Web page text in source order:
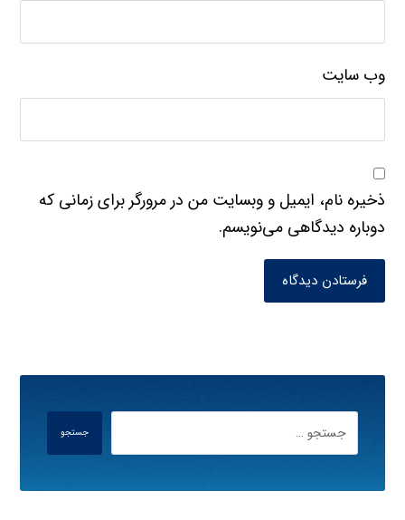
وب‌ سایت
ذخیره نام، ایمیل و وبسایت من در مرورگر برای زمانی که
دوباره دیدگاهی می‌نویسم.
فرستادن دیدگاه
جستجو